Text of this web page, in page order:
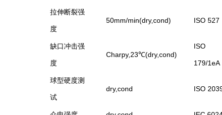
拉伸断裂强
度
50mm/min(dry,cond) ISO 527
缺口冲击强
度
Charpy,23℃(dry,cond)
ISO
179/1eA
球型硬度测
试
dry,cond ISO